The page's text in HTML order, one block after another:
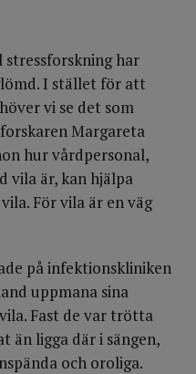
har
I stället för att
vi se det som
Margareta
hur vårdpersonal,
vila är, kan hjälpa
För vila är en väg
på infektionskliniken
uppmana sina
Fast de var trötta
än ligga där i sängen,
och oroliga.